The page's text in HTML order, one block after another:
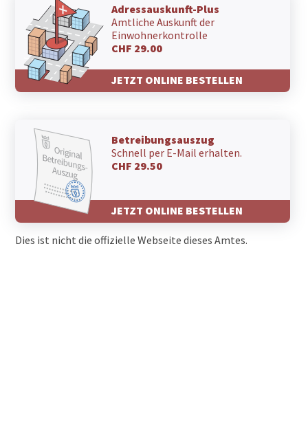
Adressauskunft-Plus
Amtliche Auskunft der
Einwohnerkontrolle
CHF 29.00
JETZT ONLINE BESTELLEN
Betreibungsauszug
Schnell per E-Mail erhalten.
CHF 29.50
JETZT ONLINE BESTELLEN
Dies ist nicht die offizielle Webseite dieses Amtes.